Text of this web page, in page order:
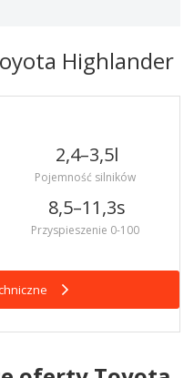
Highlander
2,4–3,5l
Pojemność silników
8,5–11,3s
Przyspieszenie 0-100